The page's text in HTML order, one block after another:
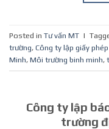
Posted in Tư vấn MT |
trường, Công ty lập giấy
Minh, Môi trường binh minh,
Công ty lập
trường